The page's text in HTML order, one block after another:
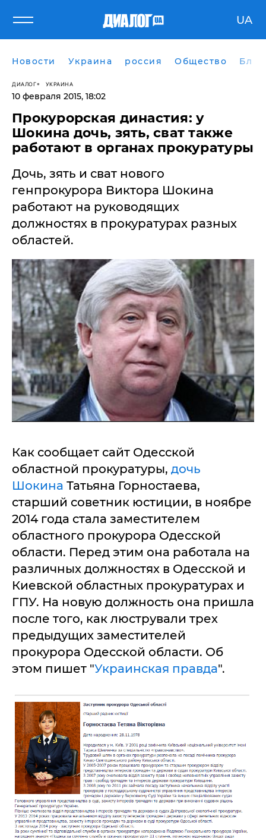
UA
Новости Украина россия Общество
ДИАЛОГ УКРАИНА
10 февраля 2015, 18:02
Прокурорская династия: у
Шокина дочь, зять, сват также
работают в органах прокуратуры
​Дочь, зять и сват нового
генпрокурора Виктора Шокина
работают на руководящих
должностях в прокуратурах разных
областей.
Как сообщает сайт Одесской
областной прокуратуры, дочь
Шокина Татьяна Горностаева,
старший советник юстиции, в ноябре
2014 года стала заместителем
областного прокурора Одесской
области. Перед этим она работала на
различных должностях в Одесской и
Киевской областных прокуратурах и
ГПУ. На новую должность она пришла
после того, как люстрували трех
предыдущих заместителей
прокурора Одесской области. Об
этом пишет "Украинская правда".